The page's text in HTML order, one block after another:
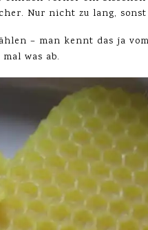
Nur nicht zu lang,
– man kennt das ja
was ab.